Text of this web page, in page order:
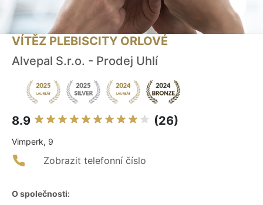
VÍTĚZ PLEBISCITY ORLOVÉ
Alvepal S.r.o. - Prodej Uhlí
8.9 (26)
Vimperk, 9
Zobrazit telefonní číslo
O společnosti: